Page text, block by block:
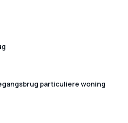
particuliere woning